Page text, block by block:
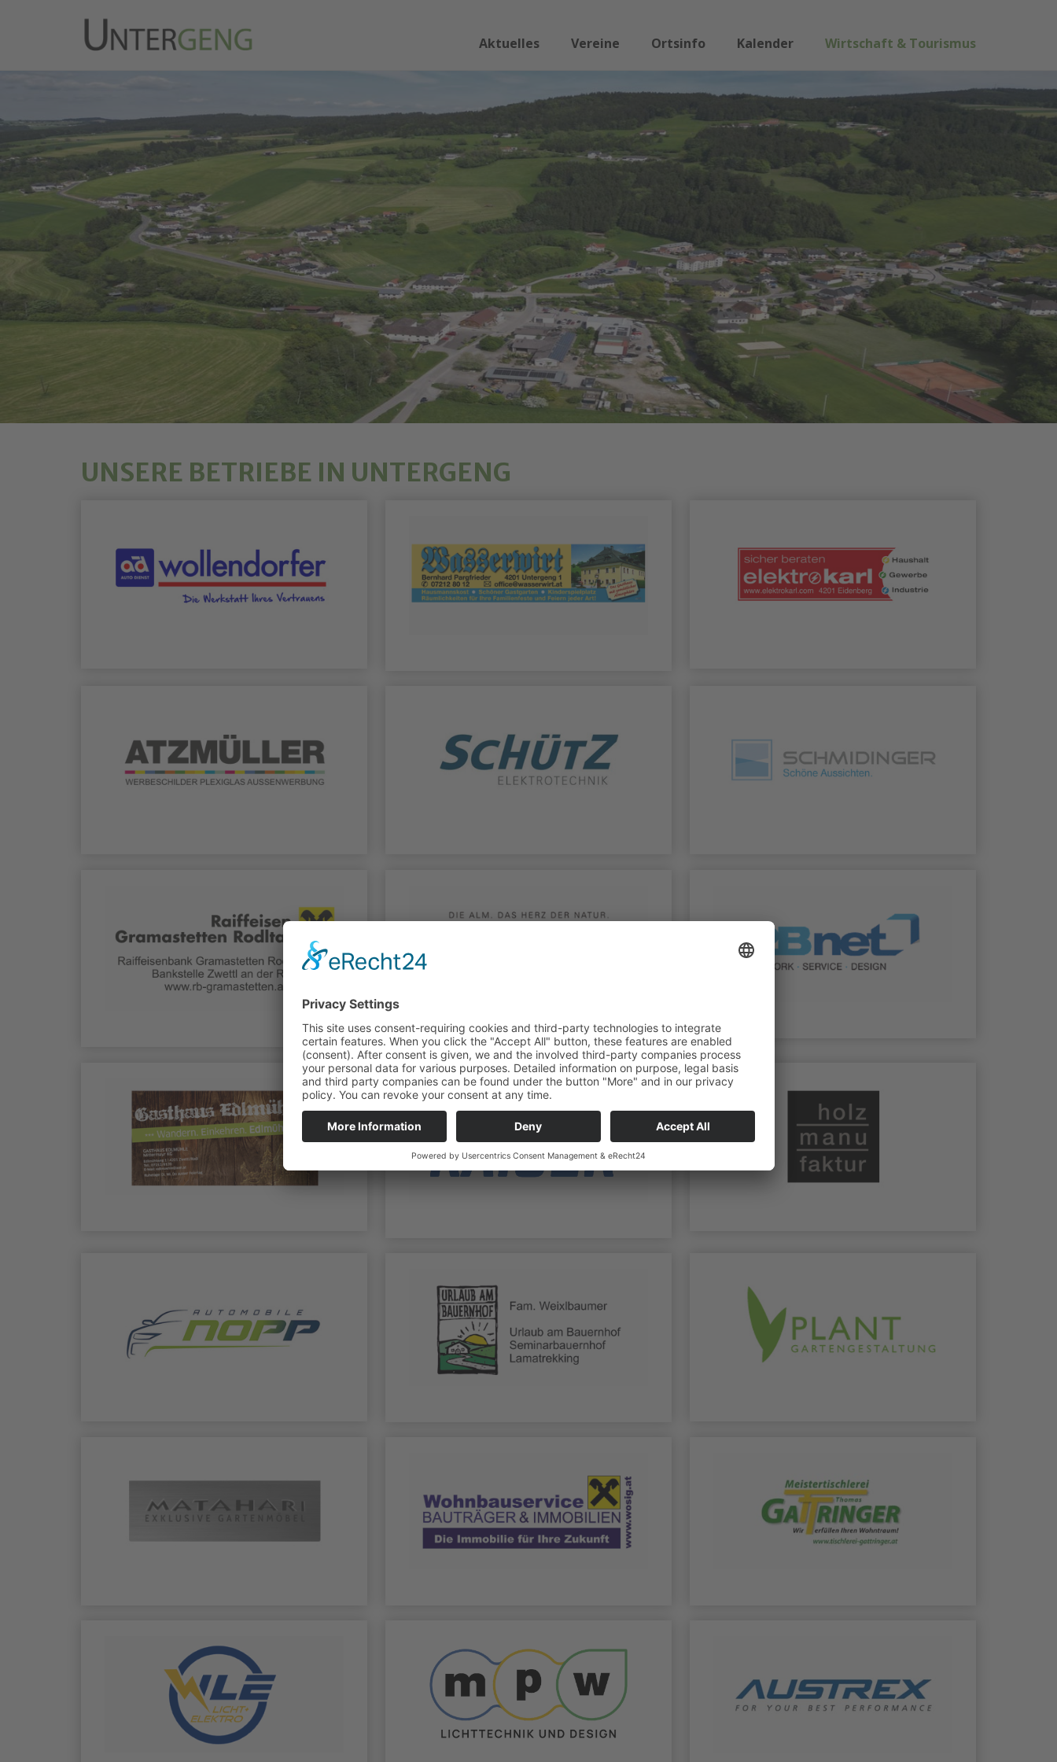
Aktuelles Vereine Ortsinfo Kalender Wirtschaft & Tourismus
UNSERE BETRIEBE IN UNTERGENG